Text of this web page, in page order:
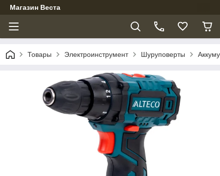
Магазин Веста
Товары Электроинструмент Шуруповерты